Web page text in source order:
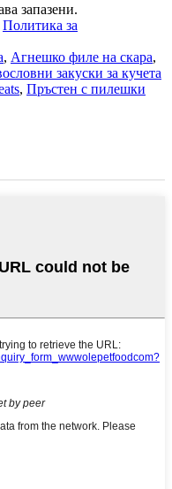
запазени.
Политика за
, Агнешко филе на скара,
закуски за кучета
, Пръстен с пилешки